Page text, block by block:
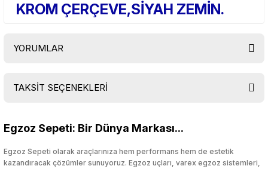
KROM ÇERÇEVE,SİYAH ZEMİN.
YORUMLAR
TAKSİT SEÇENEKLERİ
Egzoz Sepeti: Bir Dünya Markası...
Egzoz Sepeti olarak araçlarınıza hem performans hem de estetik
kazandıracak çözümler sunuyoruz. Egzoz uçları, varex egzoz sistemleri,